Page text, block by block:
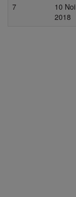
7
10 Noi
2018